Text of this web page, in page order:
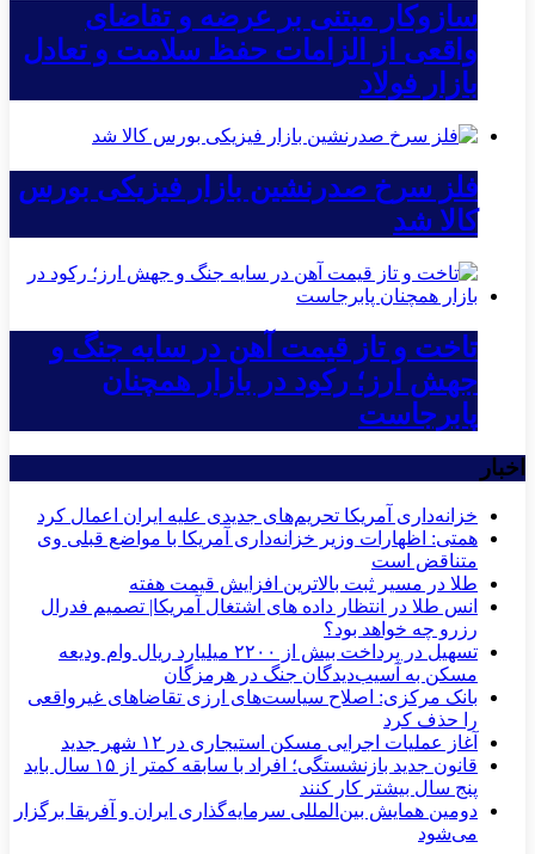
سازوکار مبتنی بر عرضه و تقاضای
واقعی از الزامات حفظ سلامت و تعادل
بازار فولاد
فلز سرخ صدرنشین بازار فیزیکی بورس
کالا شد
تاخت و تاز قیمت آهن در سایه جنگ و
جهش ارز؛ رکود در بازار همچنان
پابرجاست
اخبار
خزانه‌داری آمریکا تحریم‌های جدیدی علیه ایران اعمال کرد
همتی: اظهارات وزیر خزانه‌داری آمریکا با مواضع قبلی وی
متناقض است
طلا در مسیر ثبت بالاترین افزایش قیمت هفته
انس طلا در انتظار داده های اشتغال آمریکا| تصمیم فدرال
رزرو چه خواهد بود؟
تسهیل در پرداخت بیش از ۲۲۰۰ میلیارد ریال وام ودیعه
مسکن به آسیب‌دیدگان جنگ در هرمزگان
بانک مرکزی: اصلاح سیاست‌های ارزی تقاضاهای غیرواقعی
را حذف کرد
آغاز عملیات اجرایی مسکن استیجاری در ۱۲ شهر جدید
قانون جدید بازنشستگی؛ افراد با سابقه کمتر از ۱۵ سال باید
پنج سال بیشتر کار کنند
دومین همایش بین‌المللی سرمایه‌گذاری ایران و آفریقا برگزار
می‌شود